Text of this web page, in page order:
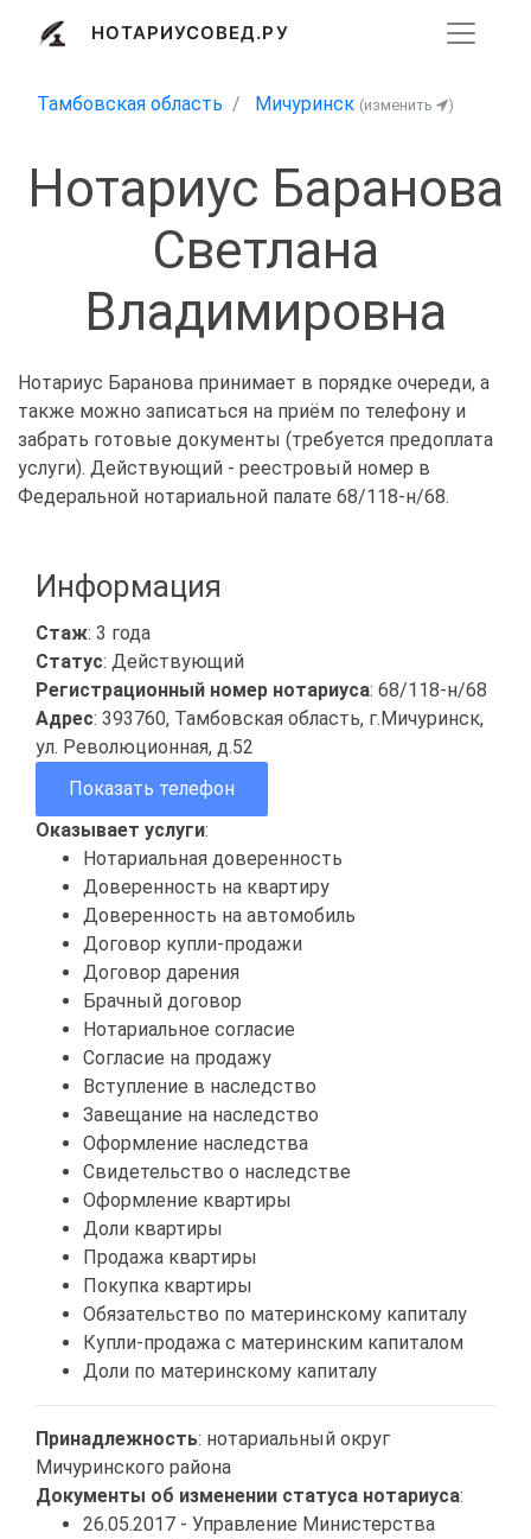
НОТАРИУСОВЕД.РУ
Тамбовская область Мичуринск (изменить )
Нотариус Баранова
Светлана
Владимировна
Нотариус Баранова принимает в порядке очереди, а
также можно записаться на приём по телефону и
забрать готовые документы (требуется предоплата
услуги). Действующий - реестровый номер в
Федеральной нотариальной палате 68/118-н/68.
Информация
Стаж: 3 года
Статус: Действующий
Регистрационный номер нотариуса: 68/118-н/68
Адрес: 393760, Тамбовская область, г.Мичуринск,
ул. Революционная, д.52
Показать телефон
Оказывает услуги:
Нотариальная доверенность
Доверенность на квартиру
Доверенность на автомобиль
Договор купли-продажи
Договор дарения
Брачный договор
Нотариальное согласие
Согласие на продажу
Вступление в наследство
Завещание на наследство
Оформление наследства
Свидетельство о наследстве
Оформление квартиры
Доли квартиры
Продажа квартиры
Покупка квартиры
Обязательство по материнскому капиталу
Купли-продажа с материнским капиталом
Доли по материнскому капиталу
Принадлежность: нотариальный округ
Мичуринского района
Документы об изменении статуса нотариуса:
26.05.2017 - Управление Министерства